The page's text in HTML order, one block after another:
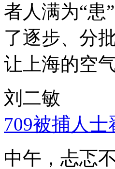
者人满为“患
了逐步、分
让上海的空
刘二敏
709被捕人
中午，忐忑